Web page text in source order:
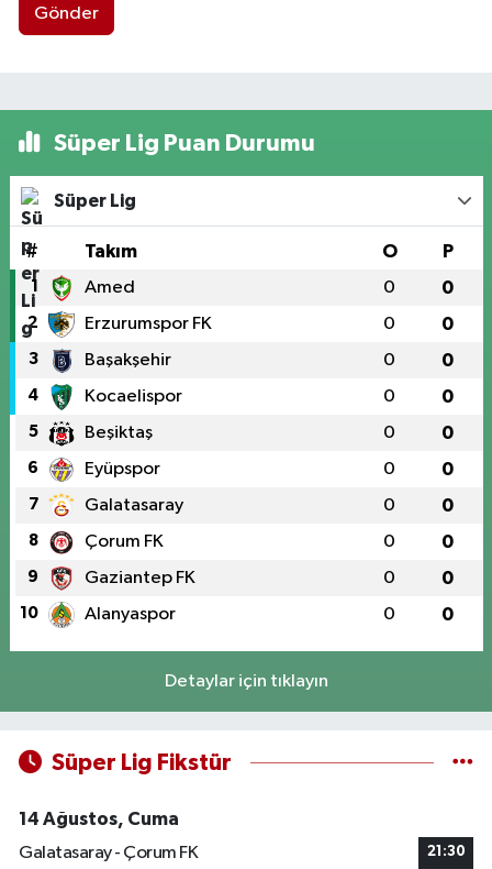
Gönder
Süper Lig Puan Durumu
Süper Lig
# Takım O P
1 Amed 0 0
2 Erzurumspor FK 0 0
3 Başakşehir 0 0
4 Kocaelispor 0 0
5 Beşiktaş 0 0
6 Eyüpspor 0 0
7 Galatasaray 0 0
8 Çorum FK 0 0
9 Gaziantep FK 0 0
10 Alanyaspor 0 0
Detaylar için tıklayın
Süper Lig Fikstür
14 Ağustos, Cuma
Galatasaray - Çorum FK
21:30